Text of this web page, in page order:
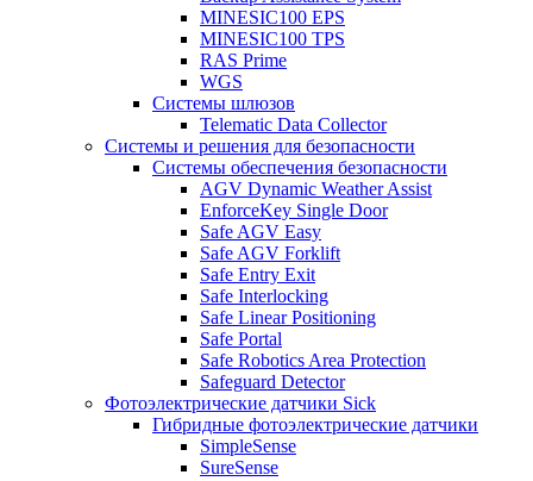
MINESIC100 EPS
MINESIC100 TPS
RAS Prime
WGS
Системы шлюзов
Telematic Data Collector
Системы и решения для безопасности
Системы обеспечения безопасности
AGV Dynamic Weather Assist
EnforceKey Single Door
Safe AGV Easy
Safe AGV Forklift
Safe Entry Exit
Safe Interlocking
Safe Linear Positioning
Safe Portal
Safe Robotics Area Protection
Safeguard Detector
Фотоэлектрические датчики Sick
Гибридные фотоэлектрические датчики
SimpleSense
SureSense